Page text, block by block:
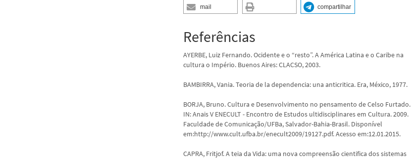
mail compartilhar
Referências
AYERBE, Luiz Fernando. Ocidente e o “resto”. A América Latina e o Caribe na
cultura o Império. Buenos Aires: CLACSO, 2003.
BAMBIRRA, Vania. Teoria de la dependencia: una anticritica. Era, México, 1977.
BORJA, Bruno. Cultura e Desenvolvimento no pensamento de Celso Furtado.
IN: Anais V ENECULT - Encontro de Estudos ultidisciplinares em Cultura. 2009.
Faculdade de Comunicação/UFBa, Salvador-Bahia-Brasil. Disponível
em:http://www.cult.ufba.br/enecult2009/19127.pdf. Acesso em:12.01.2015.
CAPRA, Fritjof. A teia da Vida: uma nova compreensão cientifica dos sistemas